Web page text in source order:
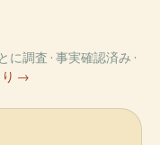
調査 · 事実確認済み ·
り →